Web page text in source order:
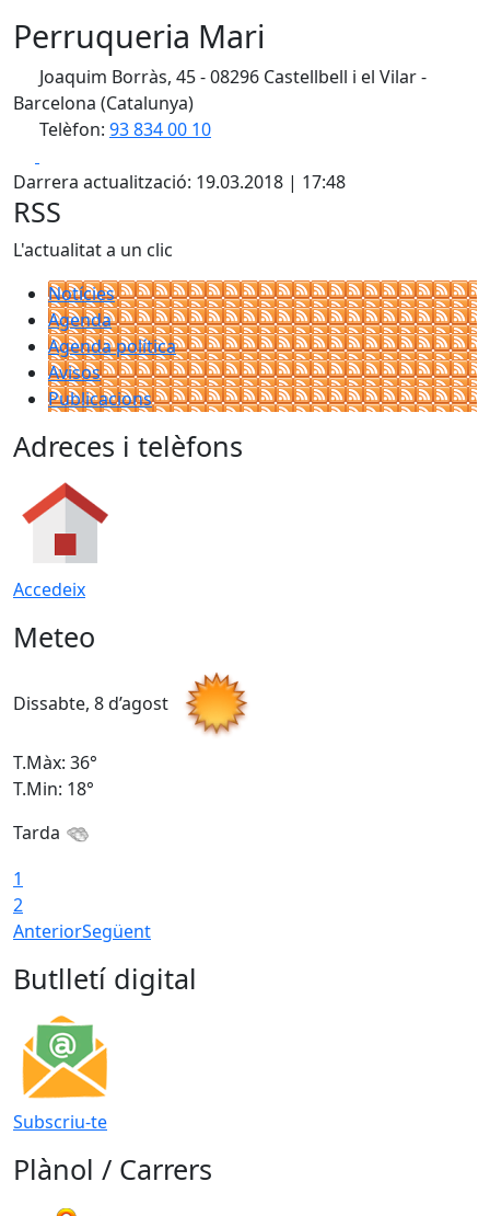
Perruqueria Mari
Joaquim Borràs, 45 - 08296 Castellbell i el Vilar -
Barcelona (Catalunya)
Telèfon: 93 834 00 10
Darrera actualització: 19.03.2018 | 17:48
RSS
L'actualitat a un clic
Notícies
Agenda
Agenda política
Avisos
Publicacions
Adreces i telèfons
Accedeix
Meteo
Dissabte, 8 d’agost
T.Màx: 36°
T.Min: 18°
Tarda
1
2
AnteriorSegüent
Butlletí digital
Subscriu-te
Plànol / Carrers